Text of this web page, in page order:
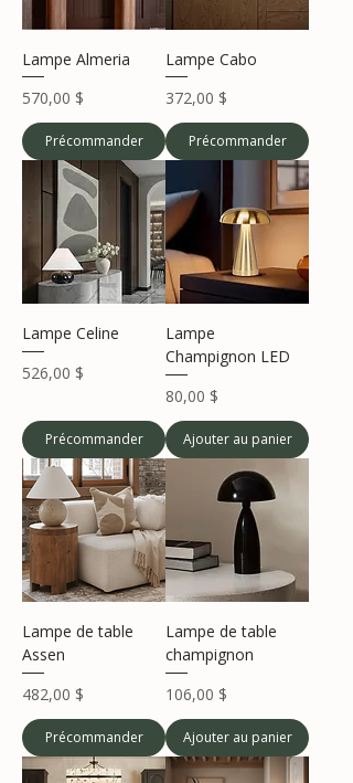
Lampe Almeria
Prix
570,00 $
Précommander
Lampe Cabo
Prix
372,00 $
Précommander
Lampe Celine
Prix
526,00 $
Précommander
Lampe
Champignon LED
Prix
80,00 $
Ajouter au panier
Lampe de table
Assen
Prix
482,00 $
Précommander
Lampe de table
champignon
Prix
106,00 $
Ajouter au panier